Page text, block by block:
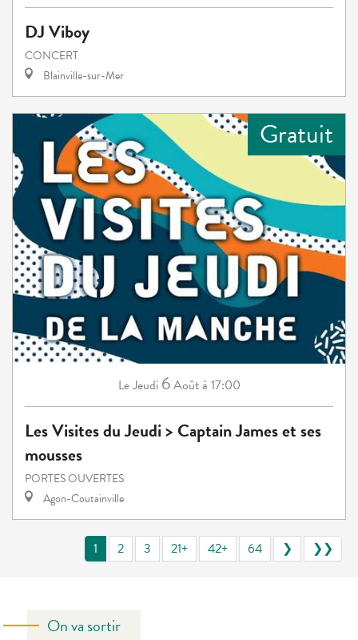
DJ Viboy
CONCERT
Blainville-sur-Mer
Gratuit
LeJeudi 6Aoûtà 17:00
Les Visites du Jeudi > Captain James et ses
mousses
PORTES OUVERTES
Agon-Coutainville
1 2 3 21+ 42+ 64 ❯ ❯❯
On va sortir